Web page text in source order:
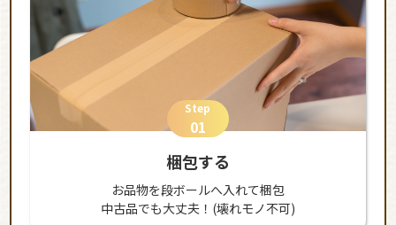
Step
01
梱包する
お品物を段ボールへ入れて梱包
中古品でも大丈夫！(壊れモノ不可)